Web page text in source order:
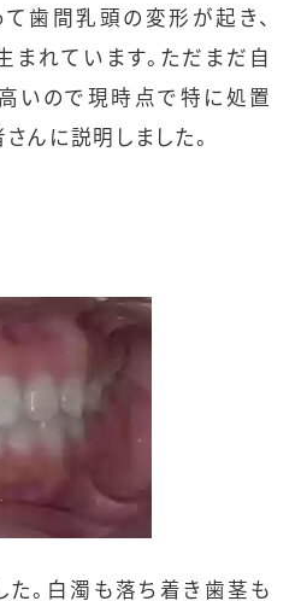
歯間乳頭の変形が起き、
れています。ただまだ自
いので現時点で特に処置
んに説明しました。
。白濁も落ち着き歯茎も